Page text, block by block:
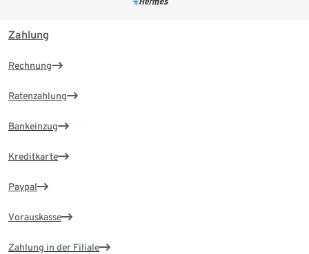
Zahlung
Rechnung
Ratenzahlung
Bankeinzug
Kreditkarte
Paypal
Vorauskasse
Zahlung in der Filiale